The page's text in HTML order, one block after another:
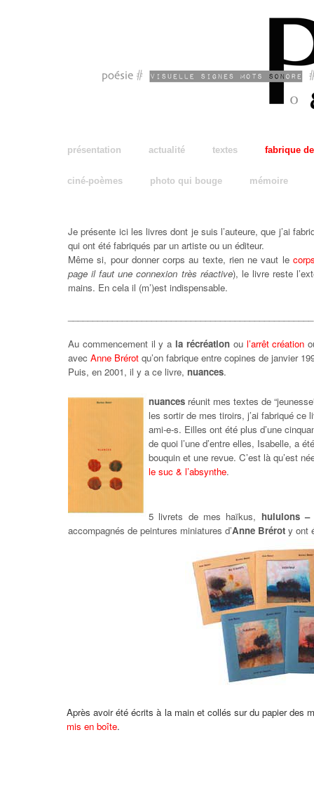
présentation actualité textes fabrique
ciné-poèmes photo qui bouge mémoire
Je présente ici les livres dont je suis l’auteure, que j’ai
qui ont été fabriqués par un artiste ou un éditeur.
Même si, pour donner corps au texte, rien ne vaut le
page il faut une connexion très réactive), le livre reste
mains. En cela il (m’)est indispensable.
Au commencement il y a la récréationou l’arrêt création
avec Anne Brérot qu’on fabrique entre copines de janvier
Puis, en 2001, il y a ce livre, nuances.
nuances réunit mes textes de
les sortir de mes tiroirs, j’ai fabriqué ce
ami-e-s. Eilles ont été plus d’une
de quoi l’une d’entre elles, Isabelle, a
bouquin et une revue. C’est là qu’est
le suc & l’absynthe.
5 livrets de mes haïkus, hululons
accompagnés de peintures miniatures d’Anne Brérot y ont
Après avoir été écrits à la main et collés sur du papier des
mis en boîte.